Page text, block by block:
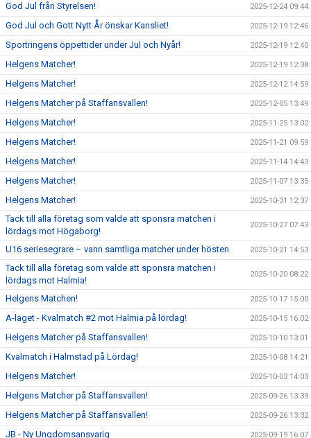
God Jul från Styrelsen! 2025-12-24 09:44
God Jul och Gott Nytt År önskar Kansliet! 2025-12-19 12:46
Sportringens öppettider under Jul och Nyår! 2025-12-19 12:40
Helgens Matcher! 2025-12-19 12:38
Helgens Matcher! 2025-12-12 14:59
Helgens Matcher på Staffansvallen! 2025-12-05 13:49
Helgens Matcher! 2025-11-25 13:02
Helgens Matcher! 2025-11-21 09:59
Helgens Matcher! 2025-11-14 14:43
Helgens Matcher! 2025-11-07 13:35
Helgens Matcher! 2025-10-31 12:37
Tack till alla företag som valde att sponsra matchen i
lördags mot Högaborg!
2025-10-27 07:43
U16 seriesegrare – vann samtliga matcher under hösten 2025-10-21 14:53
Tack till alla företag som valde att sponsra matchen i
lördags mot Halmia!
2025-10-20 08:22
Helgens Matchen! 2025-10-17 15:00
A-laget - Kvalmatch #2 mot Halmia på lördag! 2025-10-15 16:02
Helgens Matcher på Staffansvallen! 2025-10-10 13:01
Kvalmatch i Halmstad på Lördag! 2025-10-08 14:21
Helgens Matcher! 2025-10-03 14:03
Helgens Matcher på Staffansvallen! 2025-09-26 13:39
Helgens Matcher på Staffansvallen! 2025-09-26 13:32
JB - Ny Ungdomsansvarig 2025-09-19 16:07